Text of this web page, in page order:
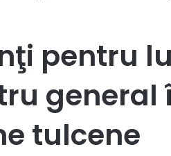
pentru
general
tulcene